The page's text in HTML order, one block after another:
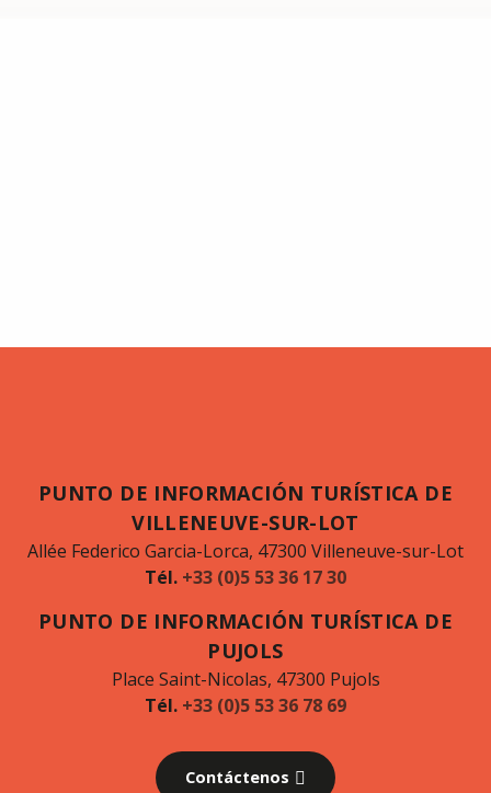
PUNTO DE INFORMACIÓN TURÍSTICA DE
VILLENEUVE-SUR-LOT
Allée Federico Garcia-Lorca, 47300 Villeneuve-sur-Lot
Tél. +33 (0)5 53 36 17 30
PUNTO DE INFORMACIÓN TURÍSTICA DE
PUJOLS
Place Saint-Nicolas, 47300 Pujols
Tél. +33 (0)5 53 36 78 69
Contáctenos